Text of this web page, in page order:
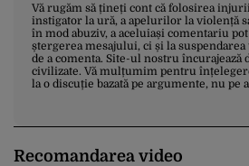
Vă rugăm să țineți cont că folosirea
instigator la ură, a apelurilor la violență
în mod abuziv, a aceluiași comentariu
ștergerea mesajului, ci și la
de a comenta. Site-ul nostru încurajează
civilizate. Vă mulțumim pentru
la o discuție bazată pe argumente, nu pe
Recomandarea video